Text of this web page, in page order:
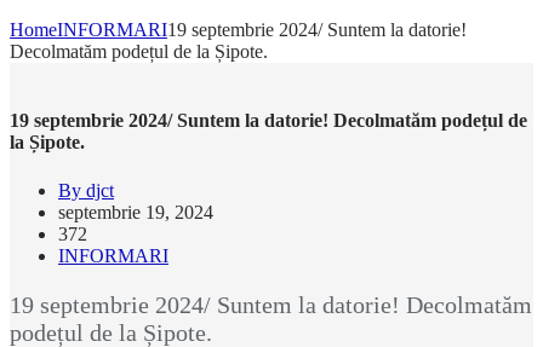
HomeINFORMARI19 septembrie 2024/ Suntem la datorie!
Decolmatăm podețul de la Șipote.
19 septembrie 2024/ Suntem la datorie! Decolmatăm podețul de
la Șipote.
By djct
septembrie 19, 2024
372
INFORMARI
19 septembrie 2024/ Suntem la datorie! Decolmatăm
podețul de la Șipote.